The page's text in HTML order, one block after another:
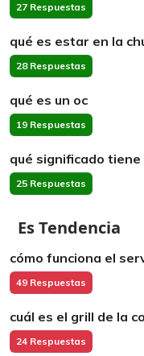
27 Respuestas
qué es estar en la
28 Respuestas
qué es un oc
19 Respuestas
qué significado
25 Respuestas
Es Tendencia
cómo funciona el
49 Respuestas
cuál es el grill de la
24 Respuestas